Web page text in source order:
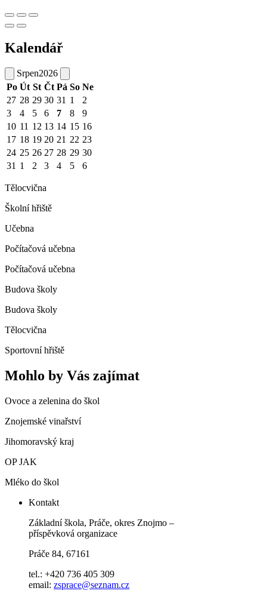
Kalendář
Srpen2026
Po Út St Čt Pá So Ne
27 28 29 30 31 1
2
3
4 5 6 7 8
9
10 11 12 13 14 15 16
17 18 19 20 21 22 23
24 25 26 27 28 29 30
31 1 2 3 4 5 6
Tělocvična
Školní hřiště
Učebna
Počítačová učebna
Počítačová učebna
Budova školy
Budova školy
Tělocvična
Sportovní hřiště
Mohlo by Vás zajímat
Ovoce a zelenina do škol
Znojemské vinařství
Jihomoravský kraj
OP JAK
Mléko do škol
Kontakt
Základní škola, Práče, okres Znojmo –
příspěvková organizace
Práče 84, 67161
tel.: +420 736 405 309
email: zsprace@seznam.cz